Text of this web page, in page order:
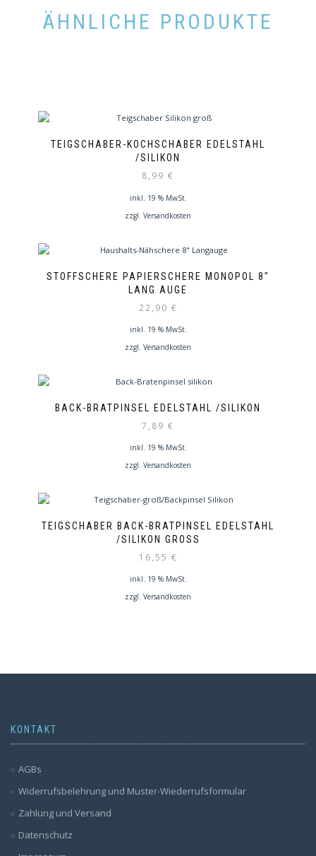
ÄHNLICHE PRODUKTE
TEIGSCHABER-KOCHSCHABER EDELSTAHL
/SILIKON
8,99 €
inkl. 19 % MwSt.
zzgl. Versandkosten
STOFFSCHERE PAPIERSCHERE MONOPOL 8″
LANG AUGE
22,90 €
inkl. 19 % MwSt.
zzgl. Versandkosten
BACK-BRATPINSEL EDELSTAHL /SILIKON
7,89 €
inkl. 19 % MwSt.
zzgl. Versandkosten
TEIGSCHABER BACK-BRATPINSEL EDELSTAHL
/SILIKON GROSS
16,55 €
inkl. 19 % MwSt.
zzgl. Versandkosten
KONTAKT
AGBs
Widerrufsbelehrung und Muster-Wiederrufsformular
Zahlung und Versand
Datenschutz